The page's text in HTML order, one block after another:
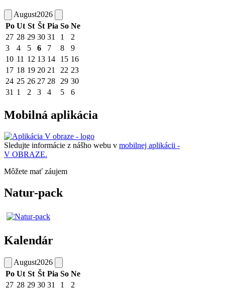
August2026
Po Ut St Št Pia So Ne
27 28 29 30 31 1
2
3
4 5 6 7 8
9
10 11 12 13 14 15 16
17 18 19 20 21 22 23
24 25 26 27 28 29 30
31 1 2 3 4 5 6
Mobilná aplikácia
Sledujte informácie z nášho webu v mobilnej aplikácii -
V OBRAZE.
Môžete mať záujem
Natur-pack
Kalendár
August2026
Po Ut St Št Pia So Ne
27 28 29 30 31 1
2